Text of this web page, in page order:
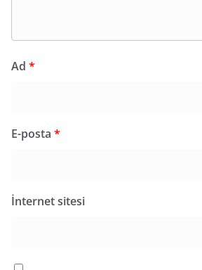
Ad *
E-posta *
İnternet sitesi